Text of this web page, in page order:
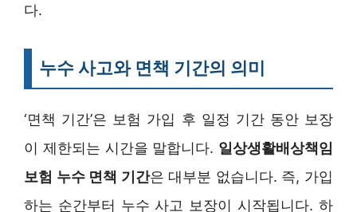
다.
누수 사고와 면책 기간의 의미
‘면책 기간’은 보험 가입 후 일정 기간 동안 보장
이 제한되는 시간을 말합니다. 일상생활배상책임
보험 누수 면책 기간은 대부분 없습니다. 즉, 가입
하는 순간부터 누수 사고 보장이 시작됩니다. 하